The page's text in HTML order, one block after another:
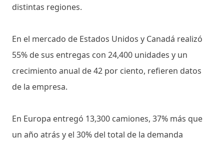
distintas regiones.
En el mercado de Estados Unidos y Canadá realizó
55% de sus entregas con 24,400 unidades y un
crecimiento anual de 42 por ciento, refieren datos
de la empresa.
En Europa entregó 13,300 camiones, 37% más que
un año atrás y el 30% del total de la demanda